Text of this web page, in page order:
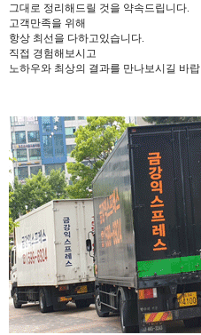
그대로 정리해드릴 것을 약속드립니다.
고객만족을 위해
항상 최선을 다하고있습니다.
직접 경험해보시고
노하우와 최상의 결과를 만나보시길 바랍